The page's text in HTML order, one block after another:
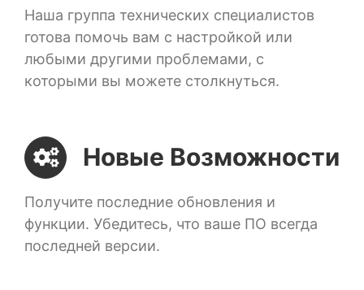
Наша группа технических специалистов
готова помочь вам с настройкой или
любыми другими проблемами, с
которыми вы можете столкнуться.
Новые Возможности
Получите последние обновления и
функции. Убедитесь, что ваше ПО всегда
последней версии.